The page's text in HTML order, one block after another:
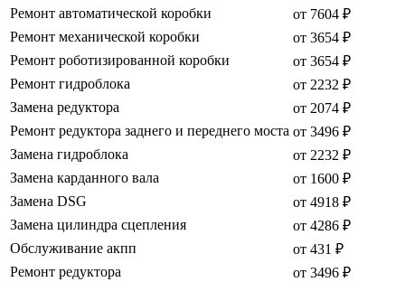
Ремонт автоматической коробки
от 7604 ₽
Ремонт механической коробки
от 3654 ₽
Ремонт роботизированной коробки
от 3654 ₽
Ремонт гидроблока
от 2232 ₽
Замена редуктора
от 2074 ₽
Ремонт редуктора заднего и переднего моста от 3496 ₽
Замена гидроблока
от 2232 ₽
Замена карданного вала
от 1600 ₽
Замена DSG
от 4918 ₽
Замена цилиндра сцепления
от 4286 ₽
Обслуживание акпп
от 431 ₽
Ремонт редуктора
от 3496 ₽